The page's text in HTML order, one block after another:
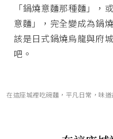
「鍋燒意麵那種麵」，
意麵」，完全變成為鍋
該是日式鍋燒烏龍與府
吧。
在這座城裡吃碗麵，平凡日常，味